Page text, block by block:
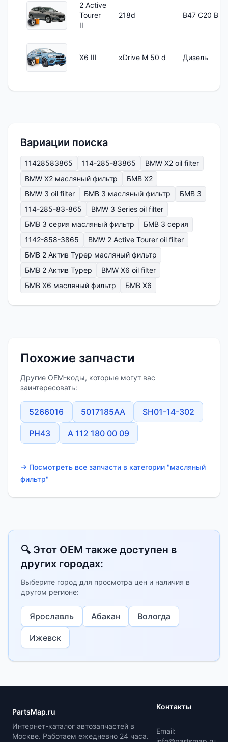
2 Active
Tourer
II
218d B47 C20 B
X6 III xDrive M 50 d Дизель
Вариации поиска
11428583865 114-285-83865
BMW X2 oil filter
BMW X2 масляный фильтр
БМВ Х2
BMW 3 oil filter
БМВ 3 масляный фильтр
БМВ 3
114-285-83-865
BMW 3 Series oil filter
БМВ 3 серия масляный фильтр
БМВ 3 серия
1142-858-3865
BMW 2 Active Tourer oil filter
БМВ 2 Актив Турер масляный фильтр
БМВ 2 Актив Турер
BMW X6 oil filter
БМВ Х6 масляный фильтр
БМВ Х6
Похожие запчасти
Другие OEM-коды, которые могут вас
заинтересовать:
5266016 5017185AA SH01-14-302
PH43 A 112 180 00 09
→ Посмотреть все запчасти в категории "масляный
фильтр"
🔍 Этот OEM также доступен в
других городах:
Выберите город для просмотра цен и наличия в
другом регионе:
Ярославль Абакан Вологда
Ижевск
PartsMap.ru
Интернет-каталог автозапчастей в
Москве. Работаем ежедневно 24 часа.
Контакты
Email: